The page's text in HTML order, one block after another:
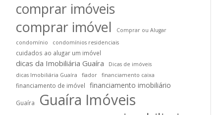
comprar imóveis
comprar imóvel
Comprar ou Alugar
condomínio
condomínios residenciais
cuidados ao alugar um imóvel
dicas da Imobiliária Guaíra
Dicas de imóveis
dicas Imobiliária Guaíra
fiador financiamento caixa
financiamento de imóvel financiamento imobiliário
Guaíra Guaíra Imóveis